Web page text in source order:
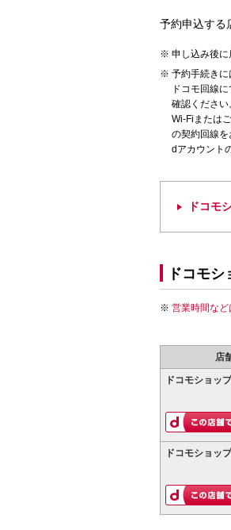
予約申込する
申し込み後に
予約手続きに
ドコモ回線
確認ください
Wi-Fiまたは
の契約回線を
dアカウント
ドコモ
ドコモシ
営業時間な
店
ドコモショッ
ドコモショッ